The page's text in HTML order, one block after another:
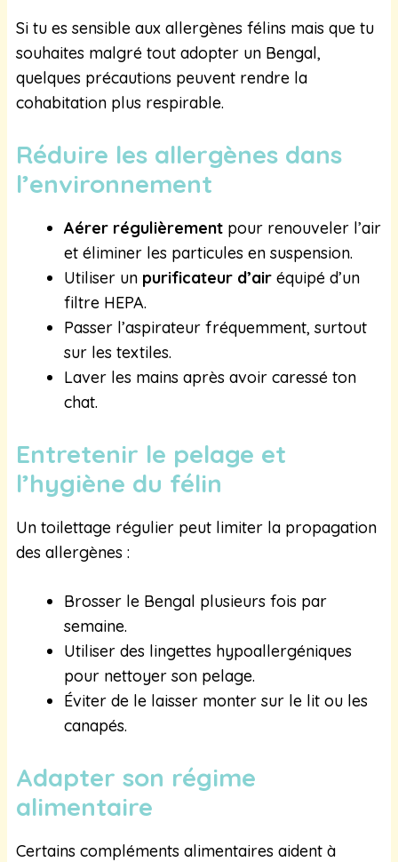
Si tu es sensible aux allergènes félins mais que tu
souhaites malgré tout adopter un Bengal,
quelques précautions peuvent rendre la
cohabitation plus respirable.
Réduire les allergènes dans
l’environnement
Aérer régulièrement pour renouveler l’air
et éliminer les particules en suspension.
Utiliser un purificateur d’air équipé d’un
filtre HEPA.
Passer l’aspirateur fréquemment, surtout
sur les textiles.
Laver les mains après avoir caressé ton
chat.
Entretenir le pelage et
l’hygiène du félin
Un toilettage régulier peut limiter la propagation
des allergènes :
Brosser le Bengal plusieurs fois par
semaine.
Utiliser des lingettes hypoallergéniques
pour nettoyer son pelage.
Éviter de le laisser monter sur le lit ou les
canapés.
Adapter son régime
alimentaire
Certains compléments alimentaires aident à